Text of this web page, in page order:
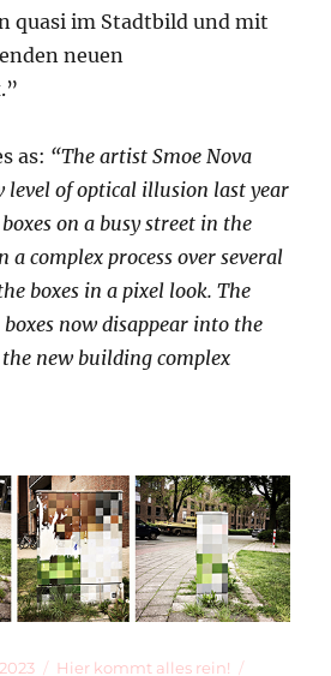
quasi im Stadtbild und mit
neuen
as: “The artist Smoe Nova
level of optical illusion last year
on a busy street in the
complex process over several
boxes in a pixel look. The
now disappear into the
new building complex
Kategorien
Hier kommt alles rein!